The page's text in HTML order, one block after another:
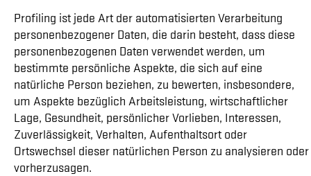
Profiling ist jede Art der automatisierten Verarbeitung
personenbezogener Daten, die darin besteht, dass diese
personenbezogenen Daten verwendet werden, um
bestimmte persönliche Aspekte, die sich auf eine
natürliche Person beziehen, zu bewerten, insbesondere,
um Aspekte bezüglich Arbeitsleistung, wirtschaftlicher
Lage, Gesundheit, persönlicher Vorlieben, Interessen,
Zuverlässigkeit, Verhalten, Aufenthaltsort oder
Ortswechsel dieser natürlichen Person zu analysieren oder
vorherzusagen.